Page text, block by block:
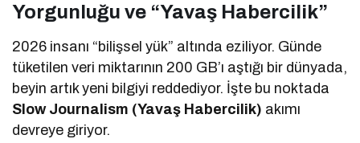
Yorgunluğu ve “Yavaş Habercilik”
2026 insanı “bilişsel yük” altında eziliyor. Günde
tüketilen veri miktarının 200 GB’ı aştığı bir dünyada,
beyin artık yeni bilgiyi reddediyor. İşte bu noktada
Slow Journalism (Yavaş Habercilik) akımı
devreye giriyor.